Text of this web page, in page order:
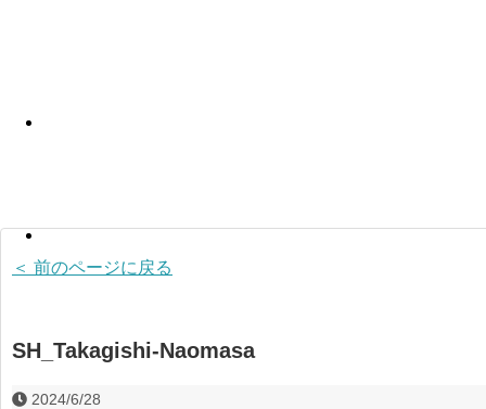
＜ 前のページに戻る
SH_Takagishi-Naomasa
2024/6/28